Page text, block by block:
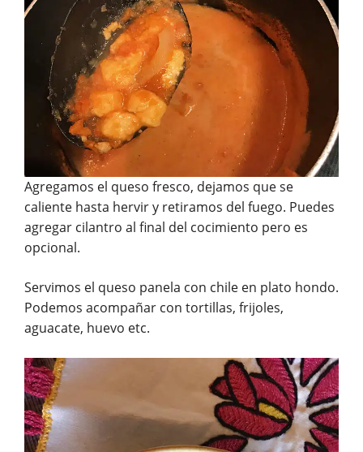
Agregamos el queso fresco, dejamos que se
caliente hasta hervir y retiramos del fuego. Puedes
agregar cilantro al final del cocimiento pero es
opcional.
Servimos el queso panela con chile en plato hondo.
Podemos acompañar con tortillas, frijoles,
aguacate, huevo etc.